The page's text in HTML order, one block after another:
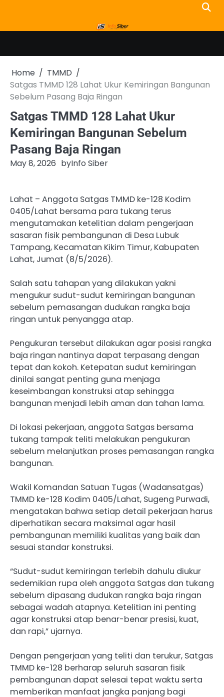
content
Home
TMMD
Satgas TMMD 128 Lahat Ukur Kemiringan Bangunan
Sebelum Pasang Baja Ringan
Satgas TMMD 128 Lahat Ukur
Kemiringan Bangunan Sebelum
Pasang Baja Ringan
May 8, 2026 byInfo Siber
Lahat – Anggota Satgas TMMD ke-128 Kodim
0405/Lahat bersama para tukang terus
mengutamakan ketelitian dalam pengerjaan
sasaran fisik pembangunan di Desa Lubuk
Tampang, Kecamatan Kikim Timur, Kabupaten
Lahat, Jumat (8/5/2026).
Salah satu tahapan yang dilakukan yakni
mengukur sudut-sudut kemiringan bangunan
sebelum pemasangan dudukan rangka baja
ringan untuk penyangga atap.
Pengukuran tersebut dilakukan agar posisi rangka
baja ringan nantinya dapat terpasang dengan
tepat dan kokoh. Ketepatan sudut kemiringan
dinilai sangat penting guna menjaga
keseimbangan konstruksi atap sehingga
bangunan menjadi lebih aman dan tahan lama.
Di lokasi pekerjaan, anggota Satgas bersama
tukang tampak teliti melakukan pengukuran
sebelum melanjutkan proses pemasangan rangka
bangunan.
Wakil Komandan Satuan Tugas (Wadansatgas)
TMMD ke-128 Kodim 0405/Lahat, Sugeng Purwadi,
mengatakan bahwa setiap detail pekerjaan harus
diperhatikan secara maksimal agar hasil
pembangunan memiliki kualitas yang baik dan
sesuai standar konstruksi.
“Sudut-sudut kemiringan terlebih dahulu diukur
sedemikian rupa oleh anggota Satgas dan tukang
sebelum dipasang dudukan rangka baja ringan
sebagai wadah atapnya. Ketelitian ini penting
agar konstruksi atap benar-benar presisi, kuat,
dan rapi,” ujarnya.
Dengan pengerjaan yang teliti dan terukur, Satgas
TMMD ke-128 berharap seluruh sasaran fisik
pembangunan dapat selesai tepat waktu serta
memberikan manfaat jangka panjang bagi